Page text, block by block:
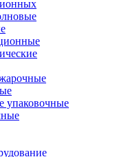
упаковочные